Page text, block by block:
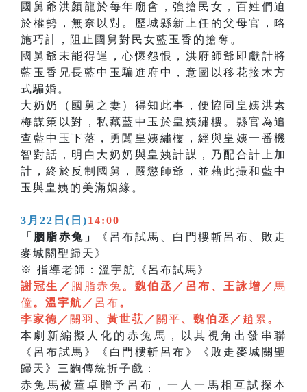
國舅爺洪顏龍於每年廟會，強搶民女，百姓們迫
於權勢，無奈以對。歷城縣新上任的父母官，略
施巧計，阻止國舅對民女藍玉香的搶奪。
國舅爺未能得逞，心懷怨恨，洪府師爺即獻計將
藍玉香兄長藍中玉騙進府中，意圖以移花接木方
式騙婚。
大奶奶（國舅之妻）得知此事，便協同皇姨洪素
梅謀策以對，私藏藍中玉於皇姨繡樓。縣官為追
查藍中玉下落，勇闖皇姨繡樓，經與皇姨一番機
智對話，明白大奶奶與皇姨計謀，乃配合計上加
計，終於反制國舅，嚴懲師爺，並藉此撮和藍中
玉與皇姨的美滿姻緣。
3月22日(日)14:00
「胭脂赤兔」
《呂布試馬、白門樓斬呂布、敗走
麥城關聖歸天》
※ 指導老師：溫宇航《呂布試馬》
謝冠生／ 胭脂赤兔 。魏伯丞／呂布、王詠增／ 馬
僮。溫宇航／ 呂布。
李家德／ 關羽 、黃世苰／ 關平、魏伯丞／ 趙累 。
本劇新編擬人化的赤兔馬，以其視角出發串聯
《呂布試馬》《白門樓斬呂布》《敗走麥城關聖
歸天》三齣傳統折子戲：
赤兔馬被董卓贈予呂布，一人一馬相互試探本